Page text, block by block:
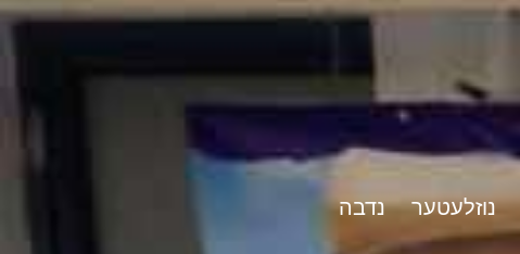
נוזלעטער נדבה